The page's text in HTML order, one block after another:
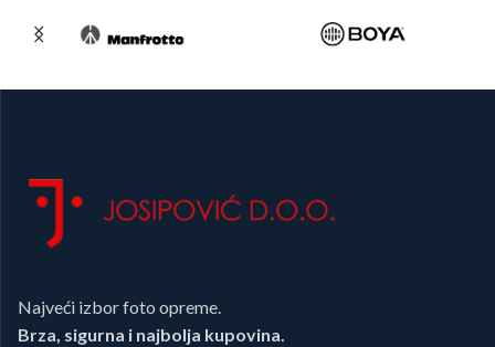
Najveći izbor foto opreme.
Brza, sigurna i najbolja kupovina.